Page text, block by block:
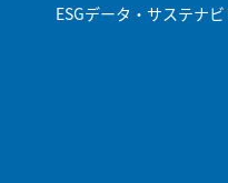
ESGデータ・サステナ